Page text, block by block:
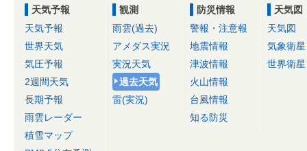
天気予報
天気予報
世界天気
気圧予報
2週間天気
長期予報
雨雲レーダー
積雪マップ
観測
雨雲(過去)
アメダス実況
実況天気
過去天気
雷(実況)
防災情報
警報・注意報
地震情報
津波情報
火山情報
台風情報
知る防災
天気図
天気図
気象衛星
世界衛星